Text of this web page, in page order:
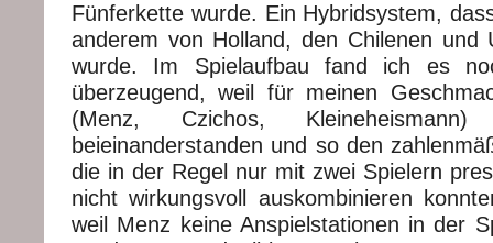
Fünferkette wurde. Ein Hybridsystem,
anderem von Holland, den Chilenen und
wurde. Im Spielaufbau fand ich es
überzeugend, weil für meinen
(Menz, Czichos,
beieinanderstanden und so den
die in der Regel nur mit zwei Spielern
nicht wirkungsvoll auskombinieren
weil Menz keine Anspielstationen in der